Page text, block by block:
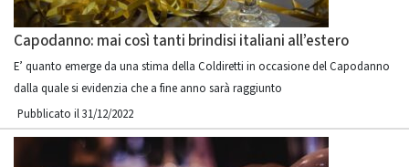
Capodanno: mai così tanti brindisi italiani all’estero
E’ quanto emerge da una stima della Coldiretti in occasione del Capodanno
dalla quale si evidenzia che a fine anno sarà raggiunto
Pubblicato il 31/12/2022